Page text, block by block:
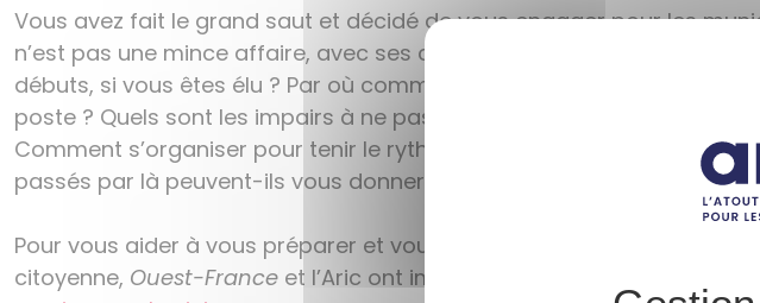
Vous avez fait le grand saut et décidé de vous engager pour les
n’est pas une mince affaire, avec ses codes bien spécifiques. Mais
débuts, si vous êtes élu ? Par où commencer ? Que faut-il mettre en
poste ? Quels sont les impairs à ne pas commettre et les pièges dans
Comment s’organiser pour tenir le rythme ? Quels bons conseils ceux
passés par là peuvent-ils vous donner ?
Pour vous aider à vous préparer et vous accompagner au mieux
citoyenne, Ouest-France et l’Aric ont imaginé pour vous cette